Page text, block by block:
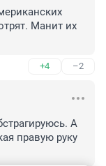
Манит их
+4 –2
А
правую руку